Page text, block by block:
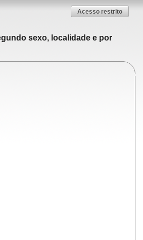
Acesso restrito
sexo, localidade e por